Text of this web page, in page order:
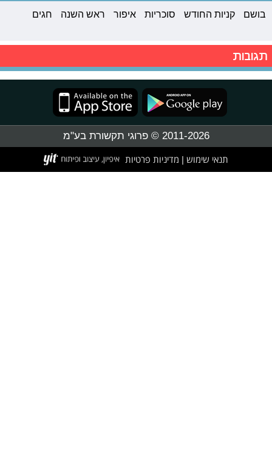
בושם קניות החודש סוכריות איפור ראש השנה חגים
תגובות
2011-2026 © פרוגי תקשורת בע"מ
תנאי שימוש מדיניות פרטיות